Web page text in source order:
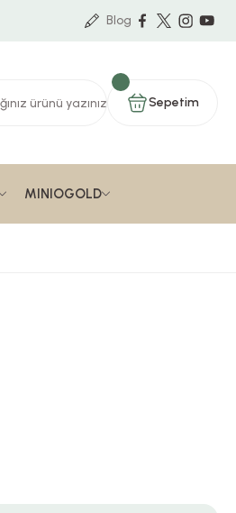
Blog
Sepetim
MINIOGOLD